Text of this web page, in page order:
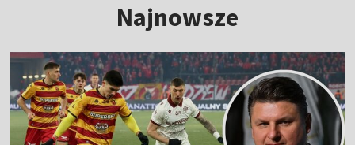
Najnowsze